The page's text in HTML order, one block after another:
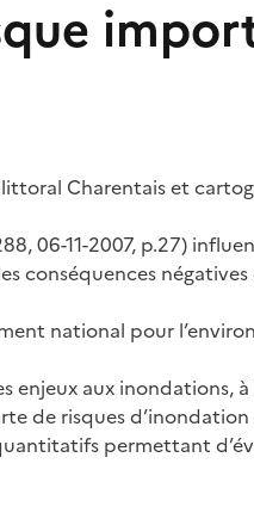
Charentais et
06-11-2007, p.27)
conséquences
national pour
aux inondations, à
de risques
permettant